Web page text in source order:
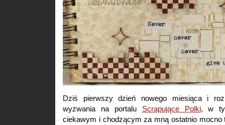
Dziś pierwszy dzień nowego miesiąca i
wyzwania na portalu Scrapujące Polki, w
ciekawym i chodzącym za mną ostatnio mocno